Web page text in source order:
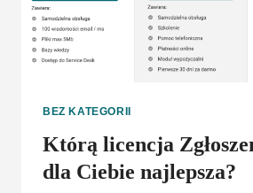
BEZ KATEGORII
Którą licencja
dla Ciebie najlepsza?